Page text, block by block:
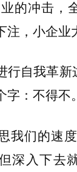
的冲击，
，小企业
行自我革
： 不得不。
我们的速
深入下去